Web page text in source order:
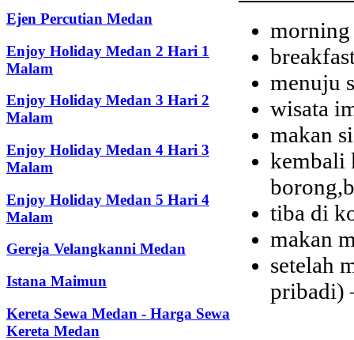
Ejen Percutian Medan
Enjoy Holiday Medan 2 Hari 1
Malam
Enjoy Holiday Medan 3 Hari 2
Malam
Enjoy Holiday Medan 4 Hari 3
Malam
Enjoy Holiday Medan 5 Hari 4
Malam
Gereja Velangkanni Medan
Istana Maimun
Kereta Sewa Medan - Harga Sewa
Kereta Medan
menuju
wisata
makan
kembali
tiba di
makan
setelah
pribadi)